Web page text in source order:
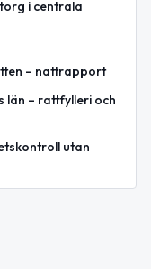
i centrala
– nattrapport
län – rattfylleri och
utan